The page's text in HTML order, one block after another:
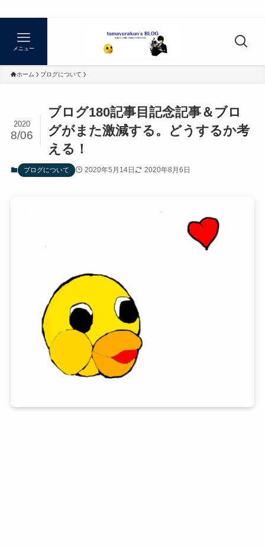
メニュー
ホーム ブログについて
ブログ180記事目記念記事＆ブロ
グがまた激減する。どうするか考
える！
2020
8/06
ブログについて 2020年5月14日 2020年8月6日